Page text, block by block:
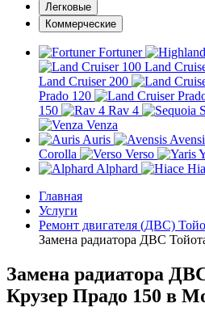
Легковые
Коммерческие
Fortuner
Land
Land Cruiser 200
Prado 120
150
Rav 4
Venza
Auris
Corolla
Verso
Alphard
Главная
Услуги
Ремонт двигателя (ДВС)
Замена радиатора ДВС
Замена радиатора
Крузер Прадо 150 в